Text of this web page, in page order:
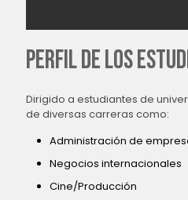
PERFIL DE LOS
Dirigido a estudiantes de
de diversas carreras como:
Administración de
Negocios internacionales
Cine/Producción